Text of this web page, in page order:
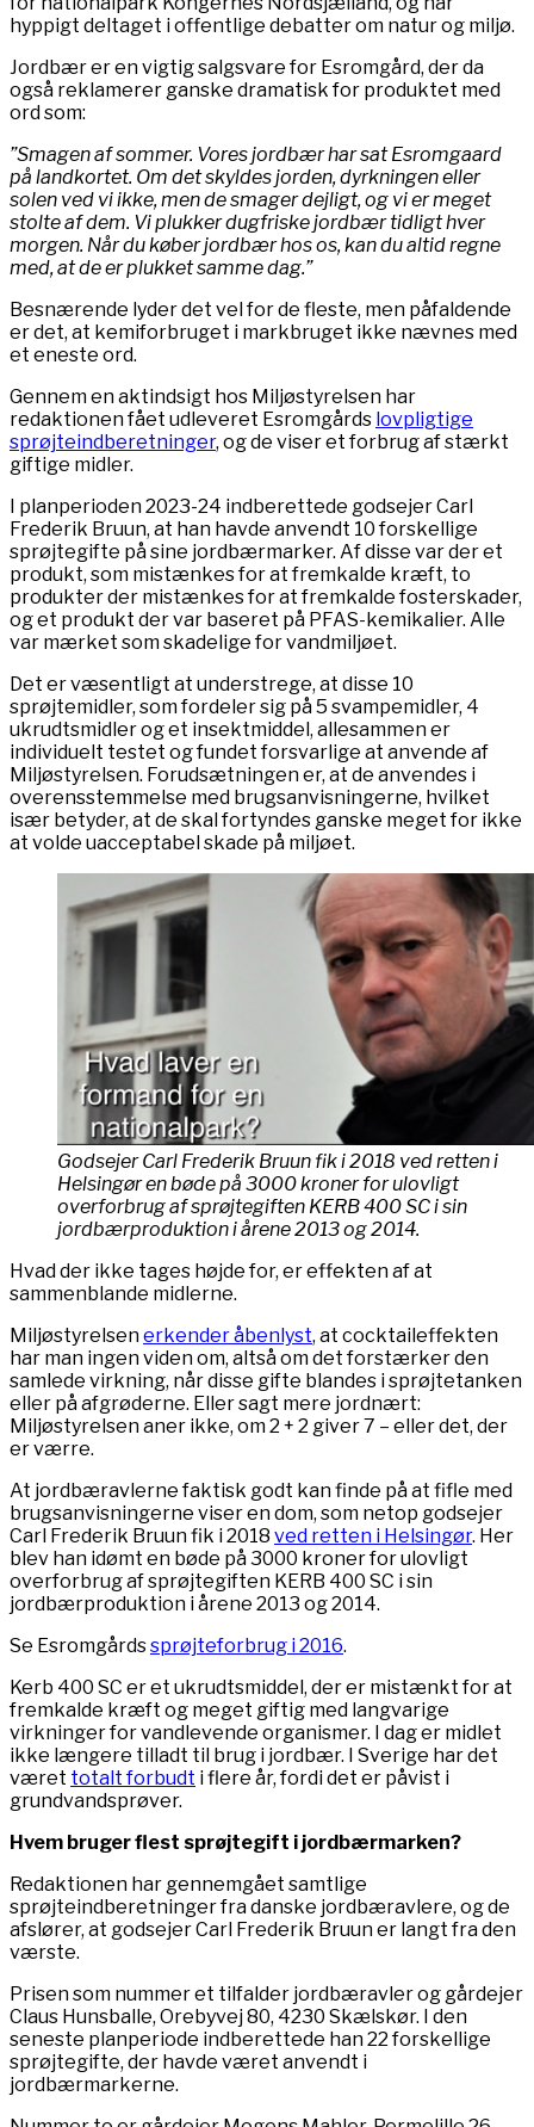
hyppigt deltaget i offentlige debatter om natur og miljø.
Jordbær er en vigtig salgsvare for Esromgård, der da
også reklamerer ganske dramatisk for produktet med
ord som:
”Smagen af sommer. Vores jordbær har sat Esromgaard
på landkortet. Om det skyldes jorden, dyrkningen eller
solen ved vi ikke, men de smager dejligt, og vi er meget
stolte af dem. Vi plukker dugfriske jordbær tidligt hver
morgen. Når du køber jordbær hos os, kan du altid regne
med, at de er plukket samme dag.”
Besnærende lyder det vel for de fleste, men påfaldende
er det, at kemiforbruget i markbruget ikke nævnes med
et eneste ord.
Gennem en aktindsigt hos Miljøstyrelsen har
redaktionen fået udleveret Esromgårds lovpligtige
sprøjteindberetninger, og de viser et forbrug af stærkt
giftige midler.
I planperioden 2023-24 indberettede godsejer Carl
Frederik Bruun, at han havde anvendt 10 forskellige
sprøjtegifte på sine jordbærmarker. Af disse var der et
produkt, som mistænkes for at fremkalde kræft, to
produkter der mistænkes for at fremkalde fosterskader,
og et produkt der var baseret på PFAS-kemikalier. Alle
var mærket som skadelige for vandmiljøet.
Det er væsentligt at understrege, at disse 10
sprøjtemidler, som fordeler sig på 5 svampemidler, 4
ukrudtsmidler og et insektmiddel, allesammen er
individuelt testet og fundet forsvarlige at anvende af
Miljøstyrelsen. Forudsætningen er, at de anvendes i
overensstemmelse med brugsanvisningerne, hvilket
især betyder, at de skal fortyndes ganske meget for ikke
at volde uacceptabel skade på miljøet.
Godsejer Carl Frederik Bruun fik i 2018 ved retten i
Helsingør en bøde på 3000 kroner for ulovligt
overforbrug af sprøjtegiften KERB 400 SC i sin
jordbærproduktion i årene 2013 og 2014.
Hvad der ikke tages højde for, er effekten af at
sammenblande midlerne.
Miljøstyrelsenerkender åbenlyst, at cocktaileffekten
har man ingen viden om, altså om det forstærker den
samlede virkning, når disse gifte blandes i sprøjtetanken
eller på afgrøderne. Eller sagt mere jordnært:
Miljøstyrelsen aner ikke, om 2 + 2 giver 7 – eller det, der
er værre.
At jordbæravlerne faktisk godt kan finde på at fifle med
brugsanvisningerne viser en dom, som netop godsejer
Carl Frederik Bruun fik i 2018 ved retten i Helsingør. Her
blev han idømt en bøde på 3000 kroner for ulovligt
overforbrug af sprøjtegiften KERB 400 SC i sin
jordbærproduktion i årene 2013 og 2014.
Se Esromgårdssprøjteforbrug i 2016.
Kerb 400 SC er et ukrudtsmiddel, der er mistænkt for at
fremkalde kræft og meget giftig med langvarige
virkninger for vandlevende organismer. I dag er midlet
ikke længere tilladt til brug i jordbær. I Sverige har det
været totalt forbudt i flere år, fordi det er påvist i
grundvandsprøver.
Hvem bruger flest sprøjtegift i jordbærmarken?
Redaktionen har gennemgået samtlige
sprøjteindberetninger fra danske jordbæravlere, og de
afslører, at godsejer Carl Frederik Bruun er langt fra den
værste.
Prisen som nummer et tilfalder jordbæravler og gårdejer
Claus Hunsballe, Orebyvej 80, 4230 Skælskør. I den
seneste planperiode indberettede han 22 forskellige
sprøjtegifte, der havde været anvendt i
jordbærmarkerne.